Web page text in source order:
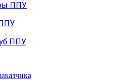
ППУ
ППУ